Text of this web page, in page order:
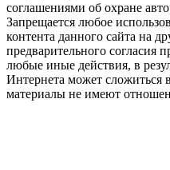
соглашениями об охране
Запрещается любое
контента данного сайта на
предварительного согласия
любые иные действия, в
Интернета может сложиться
материалы не имеют